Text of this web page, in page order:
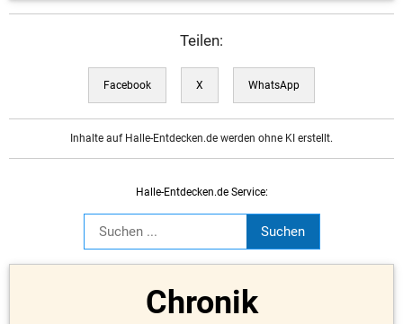
Teilen:
Facebook X WhatsApp
Inhalte auf Halle-Entdecken.de werden ohne KI erstellt.
Halle-Entdecken.de Service:
Chronik